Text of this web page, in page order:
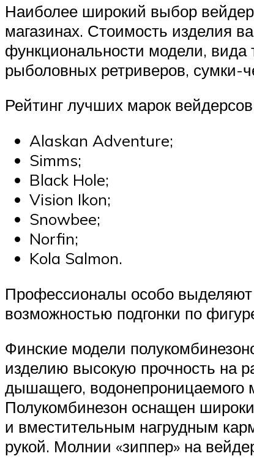
Наиболее широкий выбор
магазинах. Стоимость изделия
функциональности модели, вида
рыболовных ретриверов, сумки-
Рейтинг лучших марок
Alaskan Adventure;
Simms;
Black Hole;
Vision Ikon;
Snowbee;
Norfin;
Kola Salmon.
Профессионалы особо
возможностью подгонки по
Финские модели
изделию высокую прочность на
дышащего, водонепроницаемого
Полукомбинезон оснащен
и вместительным нагрудным
рукой. Молнии «зиппер» на